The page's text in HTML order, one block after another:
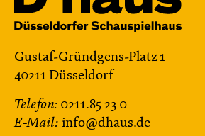
Gustaf-Gründgens-Platz 1
40211 Düsseldorf
Telefon: 0211.85 23 0
E-Mail: info@dhaus.de